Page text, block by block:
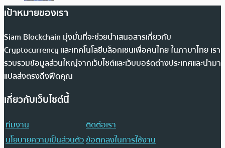
เป้าหมายของเรา
Siam Blockchain มุ่งมั่นที่จะช่วยนำเสนอสารเกี่ยวกับ
Cryptocurrency และเทคโนโลยีบล็อกเชนเพื่อคนไทย ในภาษาไทย เรา
รวบรวมข้อมูลส่วนใหญ่จากเว็บไซต์และเว็บบอร์ดต่างประเทศและนำมา
แปลส่งตรงถึงฟีดคุณ
เกี่ยวกับเว็บไซต์นี้
ทีมงาน
ติดต่อเรา
นโยบายความเป็นส่วนตัวข้อตกลงในการใช้งาน